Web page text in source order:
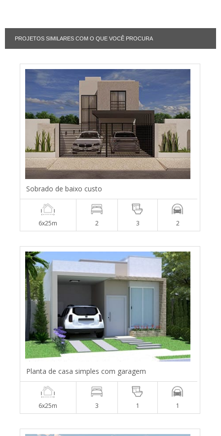
PROJETOS SIMILARES COM O QUE VOCÊ PROCURA
Sobrado de baixo custo
6x25m 2 3 2
Planta de casa simples com garagem
6x25m 3 1 1